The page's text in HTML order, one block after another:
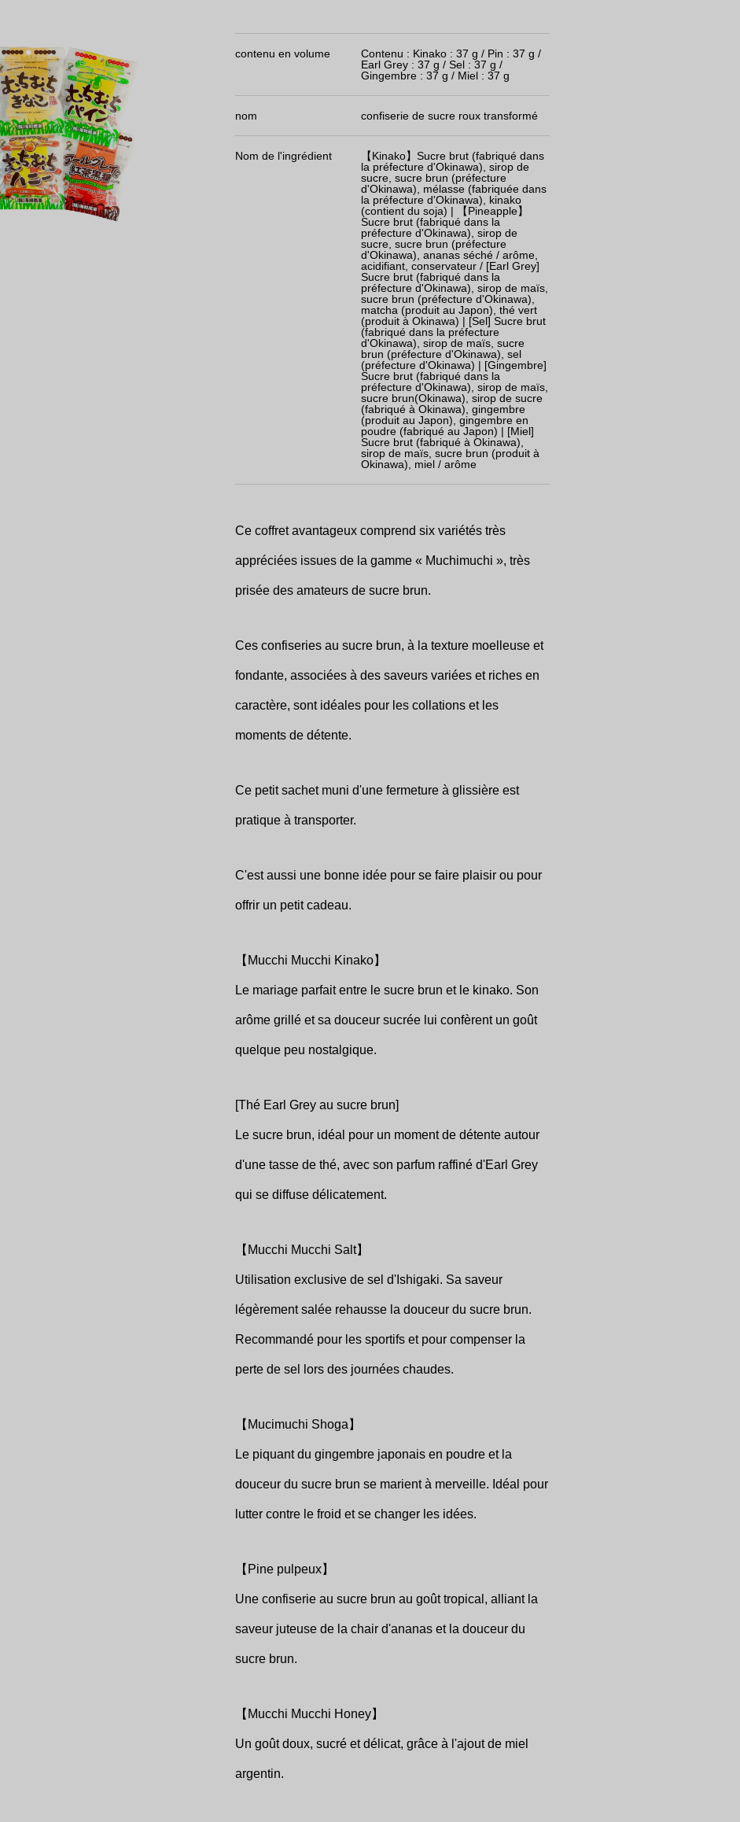
contenu en volume
Contenu : Kinako : 37 g / Pin : 37 g /
Earl Grey : 37 g / Sel : 37 g /
Gingembre : 37 g / Miel : 37 g
nom confiserie de sucre roux transformé
Nom de l'ingrédient
【Kinako】Sucre brut (fabriqué dans
la préfecture d'Okinawa), sirop de
sucre, sucre brun (préfecture
d'Okinawa), mélasse (fabriquée dans
la préfecture d'Okinawa), kinako
(contient du soja) | 【Pineapple】
Sucre brut (fabriqué dans la
préfecture d'Okinawa), sirop de
sucre, sucre brun (préfecture
d'Okinawa), ananas séché / arôme,
acidifiant, conservateur / [Earl Grey]
Sucre brut (fabriqué dans la
préfecture d'Okinawa), sirop de maïs,
sucre brun (préfecture d'Okinawa),
matcha (produit au Japon), thé vert
(produit à Okinawa) | [Sel] Sucre brut
(fabriqué dans la préfecture
d'Okinawa), sirop de maïs, sucre
brun (préfecture d'Okinawa), sel
(préfecture d'Okinawa) | [Gingembre]
Sucre brut (fabriqué dans la
préfecture d'Okinawa), sirop de maïs,
sucre brun(Okinawa), sirop de sucre
(fabriqué à Okinawa), gingembre
(produit au Japon), gingembre en
poudre (fabriqué au Japon) | [Miel]
Sucre brut (fabriqué à Okinawa),
sirop de maïs, sucre brun (produit à
Okinawa), miel / arôme
Ce coffret avantageux comprend six variétés très
appréciées issues de la gamme « Muchimuchi », très
prisée des amateurs de sucre brun.
Ces confiseries au sucre brun, à la texture moelleuse et
fondante, associées à des saveurs variées et riches en
caractère, sont idéales pour les collations et les
moments de détente.
Ce petit sachet muni d'une fermeture à glissière est
pratique à transporter.
C'est aussi une bonne idée pour se faire plaisir ou pour
offrir un petit cadeau.
【Mucchi Mucchi Kinako】
Le mariage parfait entre le sucre brun et le kinako. Son
arôme grillé et sa douceur sucrée lui confèrent un goût
quelque peu nostalgique.
[Thé Earl Grey au sucre brun]
Le sucre brun, idéal pour un moment de détente autour
d'une tasse de thé, avec son parfum raffiné d'Earl Grey
qui se diffuse délicatement.
【Mucchi Mucchi Salt】
Utilisation exclusive de sel d'Ishigaki. Sa saveur
légèrement salée rehausse la douceur du sucre brun.
Recommandé pour les sportifs et pour compenser la
perte de sel lors des journées chaudes.
【Mucimuchi Shoga】
Le piquant du gingembre japonais en poudre et la
douceur du sucre brun se marient à merveille. Idéal pour
lutter contre le froid et se changer les idées.
【Pine pulpeux】
Une confiserie au sucre brun au goût tropical, alliant la
saveur juteuse de la chair d'ananas et la douceur du
sucre brun.
【Mucchi Mucchi Honey】
Un goût doux, sucré et délicat, grâce à l'ajout de miel
argentin.